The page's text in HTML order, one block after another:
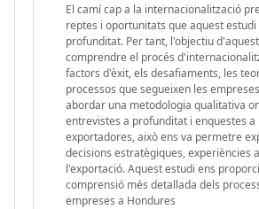
El camí cap a la internacionalització
reptes i oportunitats que aquest
profunditat. Per tant, l'objectiu
comprendre el procés
factors d'èxit, els desafiaments, les
processos que segueixen les
abordar una metodologia qualitativa
entrevistes a profunditat i enquestes a
exportadores, això ens va permetre
decisions estratègiques, experiències
l'exportació. Aquest estudi ens
comprensió més detallada dels
empreses a Hondures